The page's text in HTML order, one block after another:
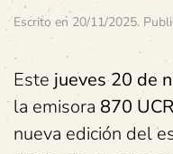
Escrito en 20/11/2025.
Este jueves 20 de
la emisora 870 UCR
nueva edición del